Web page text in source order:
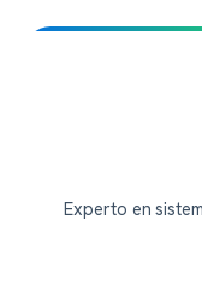
Experto en